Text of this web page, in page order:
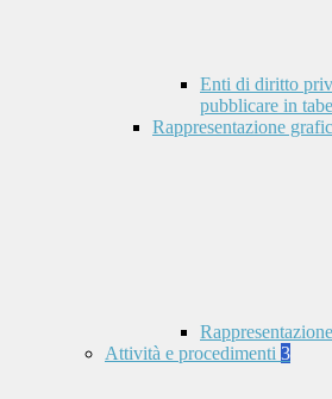
Enti di diritto
pubblicare in
Rappresentazione
Attività e procedimenti 3